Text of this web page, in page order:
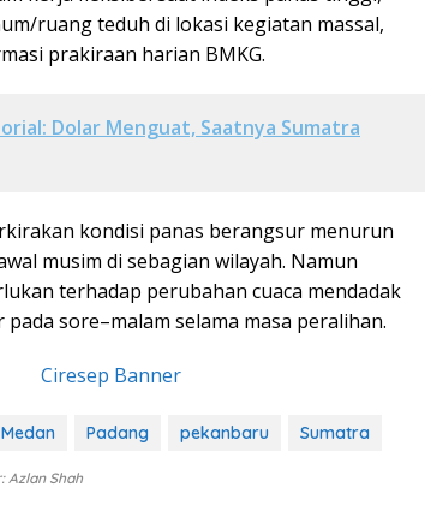
ruang teduh di lokasi kegiatan massal,
prakiraan harian BMKG.
Dolar Menguat, Saatnya Sumatra
kondisi panas berangsur menurun
musim di sebagian wilayah. Namun
terhadap perubahan cuaca mendadak
sore–malam selama masa peralihan.
Medan Padang pekanbaru Sumatra
Azlan Shah